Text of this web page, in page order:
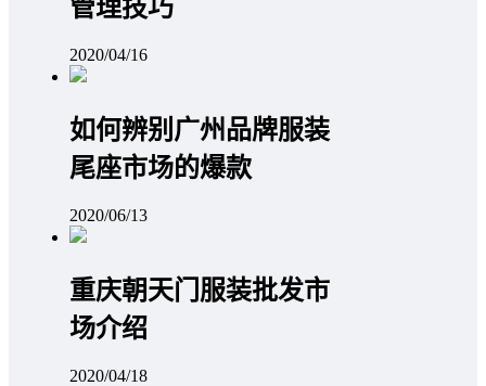
管理技巧
2020/04/16
如何辨别广州品牌服装
尾座市场的爆款
2020/06/13
重庆朝天门服装批发市
场介绍
2020/04/18